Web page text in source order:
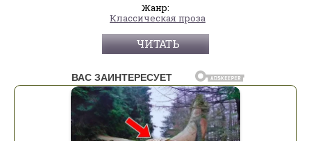
Жанр:
Классическая проза
ЧИТАТЬ